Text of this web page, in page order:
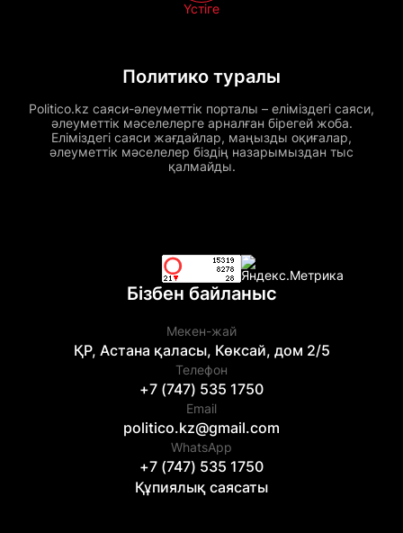
Политико туралы
Politico.kz саяси-әлеуметтік порталы – еліміздегі саяси,
әлеуметтік мәселелерге арналған бірегей жоба.
Еліміздегі саяси жағдайлар, маңызды оқиғалар,
әлеуметтік мәселелер біздің назарымыздан тыс
қалмайды.
Үстіге
Бізбен байланыс
Мекен-жай
ҚР, Астана қаласы, Көксай, дом 2/5
Телефон
+7 (747) 535 1750
Email
politico.kz@gmail.com
WhatsApp
+7 (747) 535 1750
Құпиялық саясаты